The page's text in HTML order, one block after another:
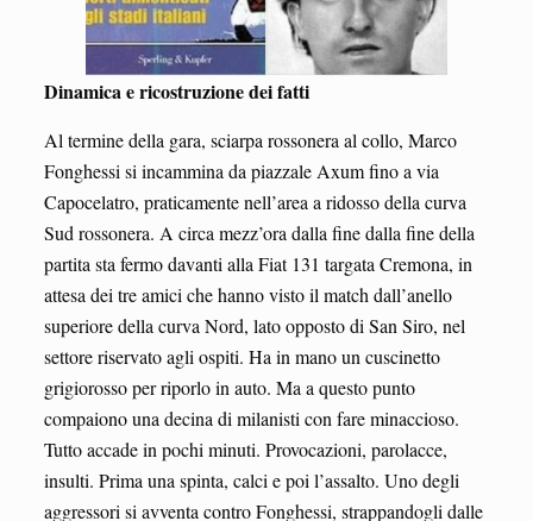
Dinamica e ricostruzione dei fatti
Al termine della gara, sciarpa rossonera al collo, Marco
Fonghessi si incammina da piazzale Axum fino a via
Capocelatro, praticamente nell’area a ridosso della curva
Sud rossonera. A circa mezz’ora dalla fine dalla fine della
partita sta fermo davanti alla Fiat 131 targata Cremona, in
attesa dei tre amici che hanno visto il match dall’anello
superiore della curva Nord, lato opposto di San Siro, nel
settore riservato agli ospiti. Ha in mano un cuscinetto
grigiorosso per riporlo in auto. Ma a questo punto
compaiono una decina di milanisti con fare minaccioso.
Tutto accade in pochi minuti. Provocazioni, parolacce,
insulti. Prima una spinta, calci e poi l’assalto. Uno degli
aggressori si avventa contro Fonghessi, strappandogli dalle